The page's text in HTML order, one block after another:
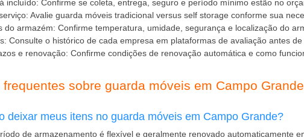
incluído: Confirme se coleta, entrega, seguro e período mínimo estão no
Avalie guarda móveis tradicional versus self storage conforme sua
do armazém: Confirme temperatura, umidade, segurança e localização do
Consulte o histórico de cada empresa em plataformas de avaliação antes de
e renovação: Confirme condições de renovação automática e como
frequentes sobre guarda móveis em Campo Grande
deixar meus itens no guarda móveis em Campo Grande?
de armazenamento é flexível e geralmente renovado automaticamente